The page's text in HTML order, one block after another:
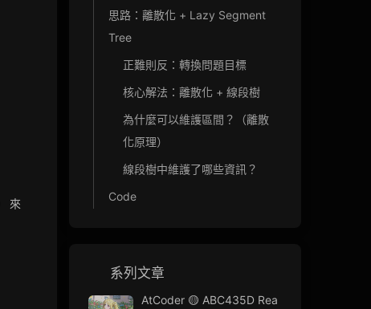
來
思路：離散化 + Lazy Segment
Tree
正難則反：轉換問題目標
核心解法：離散化 + 線段樹
為什麼可以維護區間？（離散
化原理）
線段樹中維護了哪些資訊？
Code
系列文章
AtCoder 🟡 ABC435D Rea